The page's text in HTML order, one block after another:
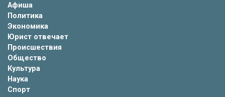
Афиша
Политика
Экономика
Юрист отвечает
Происшествия
Общество
Культура
Наука
Спорт